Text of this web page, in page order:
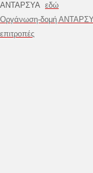
ΑΝΤΑΡΣΥΑ εδώ
Οργάνωση-δομή
επιτροπές